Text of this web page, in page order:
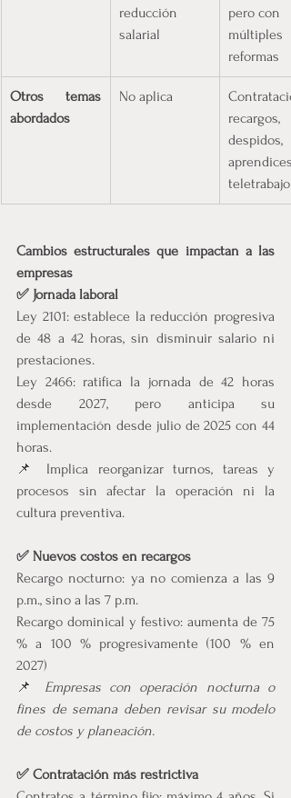
reducción
salarial
pero con
múltiples
reformas
Otros temas
abordados
No aplica
recargos,
despidos,
aprendices,
teletrabajo
Cambios estructurales que impactan a las
empresas
✅ Jornada laboral
Ley 2101: establece la reducción progresiva
de 48 a 42 horas, sin disminuir salario ni
prestaciones.
Ley 2466: ratifica la jornada de 42 horas
desde 2027, pero anticipa su
implementación desde julio de 2025 con 44
horas.
📌 Implica reorganizar turnos, tareas y
procesos sin afectar la operación ni la
cultura preventiva.
✅ Nuevos costos en recargos
Recargo nocturno: ya no comienza a las 9
p.m., sino a las 7 p.m.
Recargo dominical y festivo: aumenta de 75
% a 100 % progresivamente (100 % en
2027)
📌 Empresas con operación nocturna o
fines de semana deben revisar su modelo
de costos y planeación.
✅ Contratación más restrictiva